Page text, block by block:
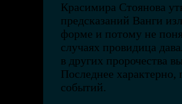
Красимира Стоянова
предсказаний Ванги
форме и потому не
случаях провидица
в других пророчества
Последнее характерно,
событий.